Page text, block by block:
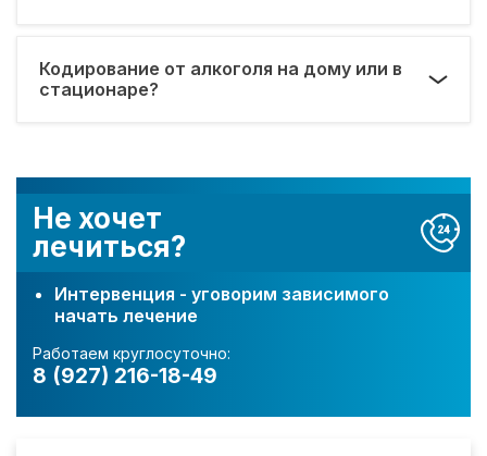
Не хочет
лечиться?
Интервенция - уговорим зависимого
начать лечение
Работаем круглосуточно:
8 (927) 216-18-49
Кодирование от алкоголя на дому или в
стационаре?